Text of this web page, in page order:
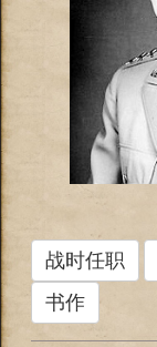
战时任职
书作